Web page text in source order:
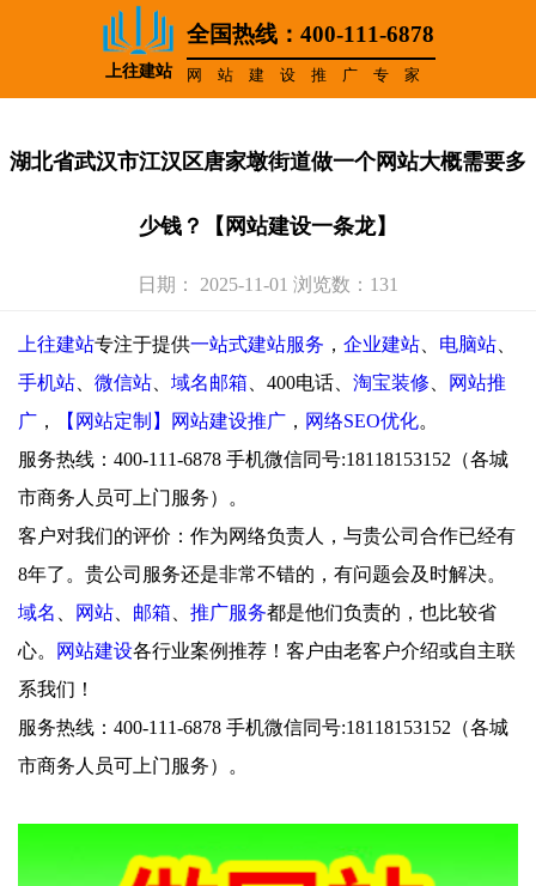
上往建站
全国热线：400-111-6878
网站建设推广专家
湖北省武汉市江汉区唐家墩街道做一个网站大概需要多
少钱？【网站建设一条龙】
日期： 2025-11-01 浏览数：131
上往建站专注于提供一站式建站服务 ， 企业建站 电脑站
手机站
微信站 域名邮箱 、400电话、 淘宝装修
网站推
广 ， 【网站定制】网站建设推广 ， 网络SEO优化。
服务热线：400-111-6878 手机微信同号:18118153152（各城
市商务人员可上门服务）。
客户对我们的评价：作为网络负责人，与贵公司合作已经有
8年了。贵公司服务还是非常不错的，有问题会及时解决。
域名
网站 邮箱 推广服务都是他们负责的，也比较省
心。
网站建设各行业案例推荐！客户由老客户介绍或自主联
系我们！
服务热线：400-111-6878 手机微信同号:18118153152（各城
市商务人员可上门服务）。